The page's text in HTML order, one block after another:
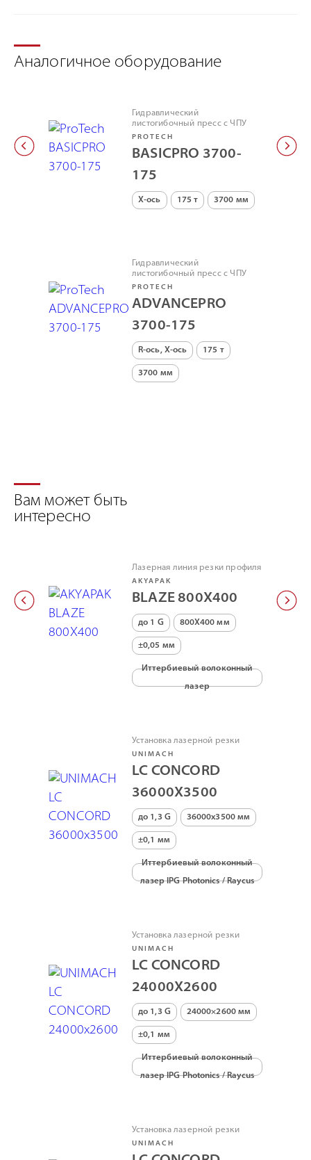
Аналогичное оборудование
Гидравлический
листогибочный пресс с ЧПУ
PROTECH
BASICPRO 3700-
175
X-ось 175 т 3700 мм
Гидравлический
листогибочный пресс с ЧПУ
PROTECH
ADVANCEPRO
3700-175
R-ось, X-ось 175 т
3700 мм
Вам может быть
интересно
Лазерная линия резки профиля
AKYAPAK
BLAZE 800X400
до 1 G 800X400 мм
±0,05 мм
Иттербиевый волоконный
лазер
Установка лазерной резки
UNIMACH
LC CONCORD
36000Х3500
до 1,3 G 36000х3500 мм
±0,1 мм
Иттербиевый волоконный
лазер IPG Photonics / Raycus
Установка лазерной резки
UNIMACH
LC CONCORD
24000Х2600
до 1,3 G 24000×2600 мм
±0,1 мм
Иттербиевый волоконный
лазер IPG Photonics / Raycus
Установка лазерной резки
UNIMACH